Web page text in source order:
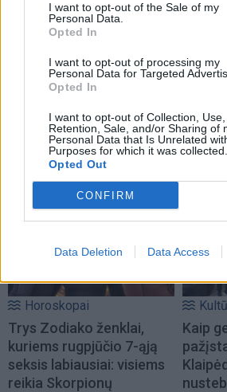
I want to opt-out of the Sale of my
Personal Data.
Opted In
I want to opt-out of processing my
Personal Data for Targeted
Opted In
I want to opt-out of Collection, Use,
Retention, Sale, and/or Sharing of
Personal Data that Is Unrelated
Purposes for which it was collected.
Opted Out
CONFIRM
Data Deletion Data Access
NAUJI
Horoskopai
Trys Zodiako ženklai,
kuriems rugpjūčio 7-ąją
seksis labiausiai: visiems
reikia Skorpionų
Kaip